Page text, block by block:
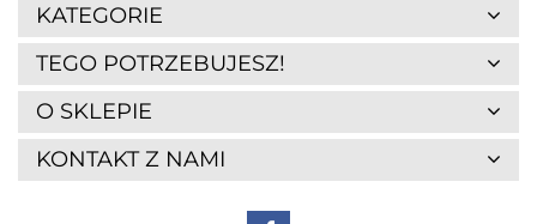
KATEGORIE
TEGO POTRZEBUJESZ!
O SKLEPIE
KONTAKT Z NAMI